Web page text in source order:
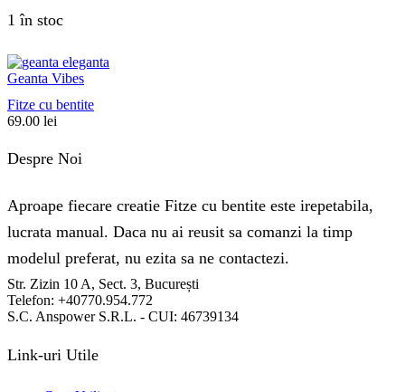
1 în stoc
Geanta Vibes
Fitze cu bentite
69.00 lei
Despre Noi
Aproape fiecare creatie Fitze cu bentite este irepetabila,
lucrata manual. Daca nu ai reusit sa comanzi la timp
modelul preferat, nu ezita sa ne contactezi.
Str. Zizin 10 A, Sect. 3, București
Telefon: +40770.954.772
S.C. Anspower S.R.L. - CUI: 46739134
Link-uri Utile